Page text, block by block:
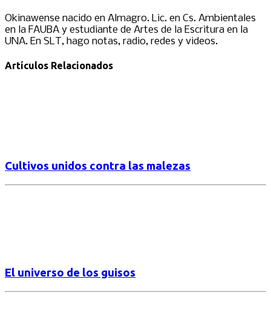
Okinawense nacido en Almagro. Lic. en Cs. Ambientales
en la FAUBA y estudiante de Artes de la Escritura en la
UNA. En SLT, hago notas, radio, redes y videos.
Artículos Relacionados
Cultivos unidos contra las malezas
El universo de los guisos